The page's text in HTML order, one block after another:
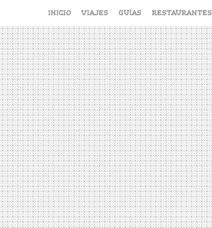
contenido
INICIO VIAJES GUÍAS RESTAURANTES